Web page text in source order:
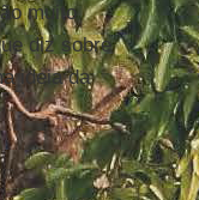
muito
diz sobre
ideia da